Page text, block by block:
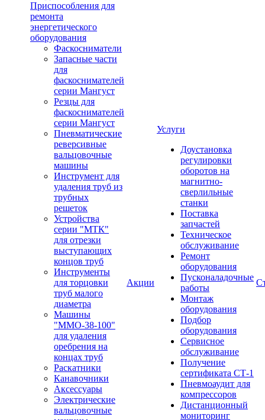
Приспособления для
ремонта
энергетического
оборудования
Фаскосниматели
Запасные части
для
фаскоснимателей
серии Мангуст
Резцы для
фаскоснимателей
серии Мангуст
Пневматические
реверсивные
вальцовочные
машины
Инструмент для
удаления труб из
трубных
решеток
Устройства
серии "МТК"
для отрезки
выступающих
концов труб
Инструменты
для торцовки
труб малого
диаметра
Машины
"ММО-38-100"
для удаления
оребрения на
концах труб
Раскатники
Канавочники
Аксессуары
Электрические
вальцовочные
Акции
Услуги
Доустановка
регулировки
оборотов на
магнитно-
сверлильные
станки
Поставка
запчастей
Техническое
обслуживание
Ремонт
оборудования
Пусконаладочные
работы
Монтаж
оборудования
Подбор
оборудования
Сервисное
обслуживание
Получение
сертификата СТ-1
Пневмоаудит для
компрессоров
Дистанционный
мониторинг